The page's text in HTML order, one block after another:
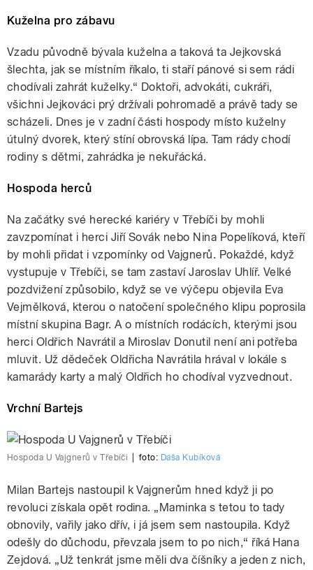
Kuželna pro zábavu
Vzadu původně bývala kuželna a taková ta Jejkovská
šlechta, jak se místním říkalo, ti staří pánové si sem rádi
chodívali zahrát kuželky.“ Doktoři, advokáti, cukráři,
všichni Jejkováci prý držívali pohromadě a právě tady se
scházeli. Dnes je v zadní části hospody místo kuželny
útulný dvorek, který stíní obrovská lípa. Tam rády chodí
rodiny s dětmi, zahrádka je nekuřácká.
Hospoda herců
Na začátky své herecké kariéry v Třebíči by mohli
zavzpomínat i herci Jiří Sovák nebo Nina Popelíková, kteří
by mohli přidat i vzpomínky od Vajgnerů. Pokaždé, když
vystupuje v Třebíči, se tam zastaví Jaroslav Uhlíř. Velké
pozdvižení způsobilo, když se ve výčepu objevila Eva
Vejmělková, kterou o natočení společného klipu poprosila
místní skupina Bagr. A o místních rodácích, kterými jsou
herci Oldřich Navrátil a Miroslav Donutil není ani potřeba
mluvit. Už dědeček Oldřicha Navrátila hrával v lokále s
kamarády karty a malý Oldřich ho chodíval vyzvednout.
Vrchní Bartejs
Hospoda U Vajgnerů v Třebíči foto: Dáša Kubíková
Milan Bartejs nastoupil k Vajgnerům hned když ji po
revoluci získala opět rodina. „Maminka s tetou to tady
obnovily, vařily jako dřív, i já jsem sem nastoupila. Když
odešly do důchodu, převzala jsem to po nich,“ říká Hana
Zejdová. „Už tenkrát jsme měli dva číšníky a jeden z nich,